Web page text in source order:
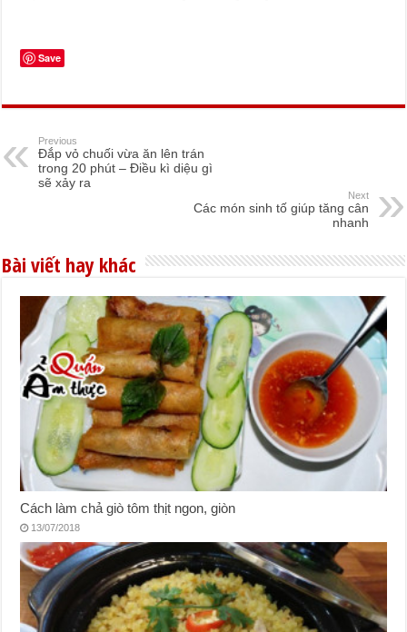
Save
Previous
Đắp vỏ chuối vừa ăn lên trán
trong 20 phút – Điều kì diệu gì
sẽ xảy ra
Next
Các món sinh tố giúp tăng cân
nhanh
Bài viết hay khác
Cách làm chả giò tôm thịt ngon, giòn
13/07/2018